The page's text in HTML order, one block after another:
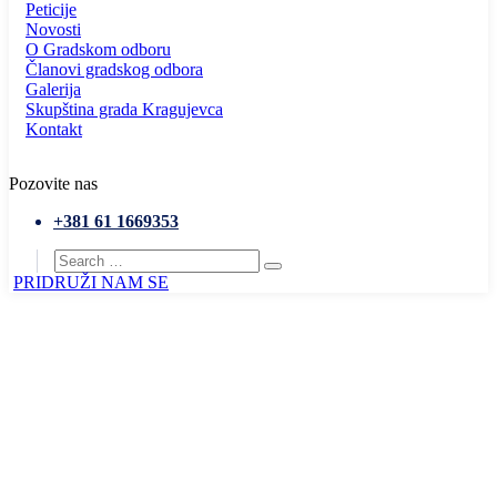
Peticije
Novosti
O Gradskom odboru
Članovi gradskog odbora
Galerija
Skupština grada Kragujevca
Kontakt
Pozovite nas
+381 61 1669353
PRIDRUŽI NAM SE